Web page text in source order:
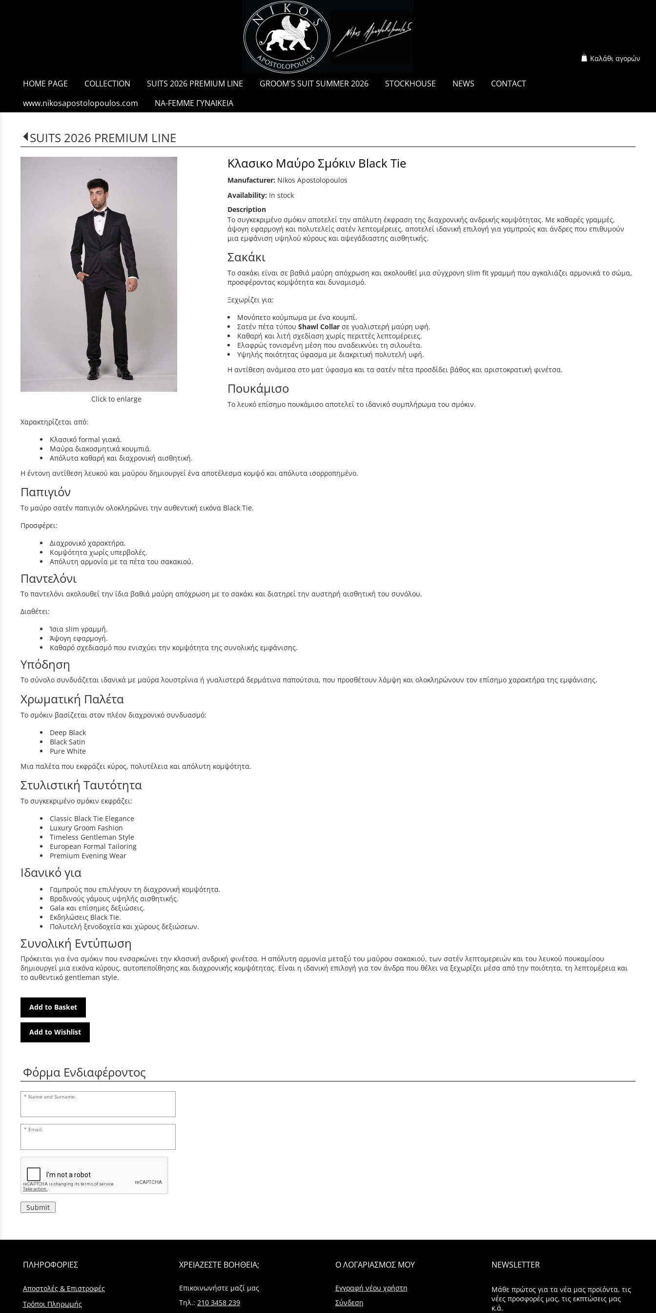
Καλάθι αγορών
HOME PAGE COLLECTION SUITS 2026 PREMIUM LINE GROOM'S SUIT SUMMER 2026 STOCKHOUSE NEWS
CONTACT
www.nikosapostolopoulos.com
NA-FEMME ΓΥΝΑΙΚΕΙΑ
SUITS 2026 PREMIUM LINE
Click to enlarge
Κλασικο Μαύρο Σμόκιν Black Tie
Manufacturer: Nikos Apostolopoulos
Availability: In stock
Description
Το συγκεκριμένο σμόκιν αποτελεί την απόλυτη έκφραση της διαχρονικής ανδρικής κομψότητας. Με καθαρές γραμμές,
άψογη εφαρμογή και πολυτελείς σατέν λεπτομέρειες, αποτελεί ιδανική επιλογή για γαμπρούς και άνδρες που επιθυμούν
μια εμφάνιση υψηλού κύρους και αψεγάδιαστης αισθητικής.
Σακάκι
Το σακάκι είναι σε βαθιά μαύρη απόχρωση και ακολουθεί μια σύγχρονη slim fit γραμμή που αγκαλιάζει αρμονικά το σώμα,
προσφέροντας κομψότητα και δυναμισμό.
Ξεχωρίζει για:
Μονόπετο κούμπωμα με ένα κουμπί.
Σατέν πέτα τύπου Shawl Collarσε γυαλιστερή μαύρη υφή.
Καθαρή και λιτή σχεδίαση χωρίς περιττές λεπτομέρειες.
Ελαφρώς τονισμένη μέση που αναδεικνύει τη σιλουέτα.
Υψηλής ποιότητας ύφασμα με διακριτική πολυτελή υφή.
Η αντίθεση ανάμεσα στο ματ ύφασμα και τα σατέν πέτα προσδίδει βάθος και αριστοκρατική φινέτσα.
Πουκάμισο
Το λευκό επίσημο πουκάμισο αποτελεί το ιδανικό συμπλήρωμα του σμόκιν.
Χαρακτηρίζεται από:
Κλασικό formal γιακά.
Μαύρα διακοσμητικά κουμπιά.
Απόλυτα καθαρή και διαχρονική αισθητική.
Η έντονη αντίθεση λευκού και μαύρου δημιουργεί ένα αποτέλεσμα κομψό και απόλυτα ισορροπημένο.
Παπιγιόν
Το μαύρο σατέν παπιγιόν ολοκληρώνει την αυθεντική εικόνα Black Tie.
Προσφέρει:
Διαχρονικό χαρακτήρα.
Κομψότητα χωρίς υπερβολές.
Απόλυτη αρμονία με τα πέτα του σακακιού.
Παντελόνι
Το παντελόνι ακολουθεί την ίδια βαθιά μαύρη απόχρωση με το σακάκι και διατηρεί την αυστηρή αισθητική του συνόλου.
Διαθέτει:
Ίσια slim γραμμή.
Άψογη εφαρμογή.
Καθαρό σχεδιασμό που ενισχύει την κομψότητα της συνολικής εμφάνισης.
Υπόδηση
Το σύνολο συνδυάζεται ιδανικά με μαύρα λουστρίνια ή γυαλιστερά δερμάτινα παπούτσια, που προσθέτουν λάμψη και ολοκληρώνουν τον επίσημο χαρακτήρα της εμφάνισης.
Χρωματική Παλέτα
Το σμόκιν βασίζεται στον πλέον διαχρονικό συνδυασμό:
Deep Black
Black Satin
Pure White
Μια παλέτα που εκφράζει κύρος, πολυτέλεια και απόλυτη κομψότητα.
Στυλιστική Ταυτότητα
Το συγκεκριμένο σμόκιν εκφράζει:
Classic Black Tie Elegance
Luxury Groom Fashion
Timeless Gentleman Style
European Formal Tailoring
Premium Evening Wear
Ιδανικό για
Γαμπρούς που επιλέγουν τη διαχρονική κομψότητα.
Βραδινούς γάμους υψηλής αισθητικής.
Gala και επίσημες δεξιώσεις.
Εκδηλώσεις Black Tie.
Πολυτελή ξενοδοχεία και χώρους δεξιώσεων.
Συνολική Εντύπωση
Πρόκειται για ένα σμόκιν που ενσαρκώνει την κλασική ανδρική φινέτσα. Η απόλυτη αρμονία μεταξύ του μαύρου σακακιού, των σατέν λεπτομερειών και του λευκού πουκαμίσου
δημιουργεί μια εικόνα κύρους, αυτοπεποίθησης και διαχρονικής κομψότητας. Είναι η ιδανική επιλογή για τον άνδρα που θέλει να ξεχωρίζει μέσα από την ποιότητα, τη λεπτομέρεια και
το αυθεντικό gentleman style.
Add to Basket
Add to Wishlist
Φόρμα Ενδιαφέροντος
Name and Surname:
Email:
Submit
ΠΛΗΡΟΦΟΡΙΕΣ
Αποστολές & Επιστροφές
Τρόποι Πληρωμής
ΧΡΕΙΑΖΕΣΤΕ ΒΟΗΘΕΙΑ;
Επικοινωνήστε μαζί μας
Τηλ.: 210 3458 239
Ο ΛΟΓΑΡΙΑΣΜΟΣ ΜΟΥ
Εγγραφή νέου χρήστη
Σύνδεση
NEWSLETTER
Μάθε πρώτος για τα νέα μας προϊόντα, τις
νέες προσφορές μας, τις εκπτώσεις μας
κ.ά.